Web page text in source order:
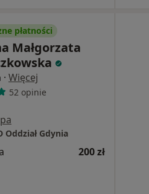
płatności
Małgorzata
· Więcej
52 opinie
Oddział Gdynia
200 zł